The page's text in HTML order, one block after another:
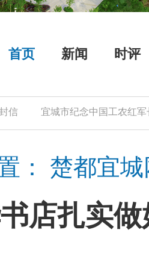
首页 新闻 时评
宜城市纪念中国工农红军长
： 楚都宜城
店扎实